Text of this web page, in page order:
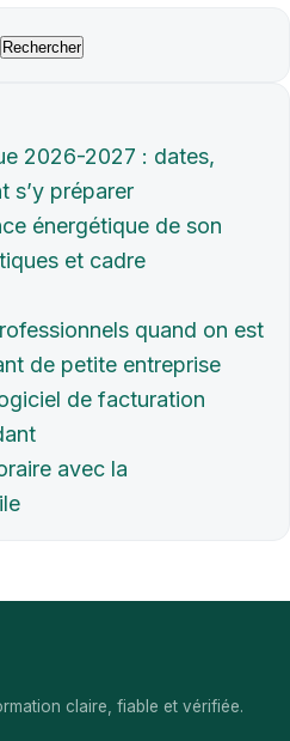
2026-2027 : dates,
s’y préparer
énergétique de son
et cadre
quand on est
de petite entreprise
de facturation
avec la
claire, fiable et vérifiée.